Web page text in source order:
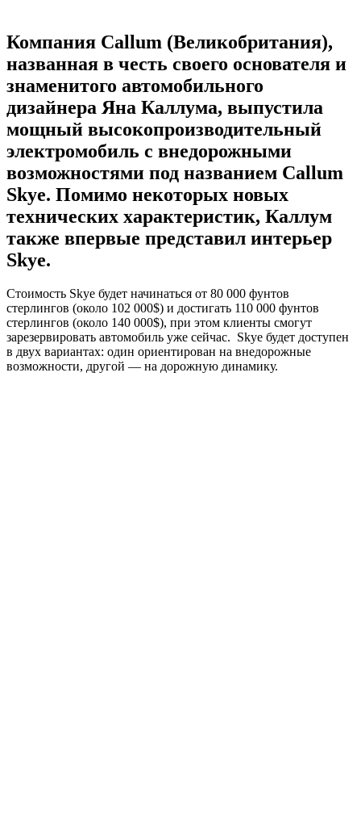
Компания Callum (Великобритания),
названная в честь своего основателя и
знаменитого автомобильного
дизайнера Яна Каллума, выпустила
мощный высокопроизводительный
электромобиль с внедорожными
возможностями под названием Callum
Skye. Помимо некоторых новых
технических характеристик, Каллум
также впервые представил интерьер
Skye.
Стоимость Skye будет начинаться от 80 000 фунтов
стерлингов (около 102 000$) и достигать 110 000 фунтов
стерлингов (около 140 000$), при этом клиенты смогут
зарезервировать автомобиль уже сейчас. Skye будет доступен
в двух вариантах: один ориентирован на внедорожные
возможности, другой — на дорожную динамику.